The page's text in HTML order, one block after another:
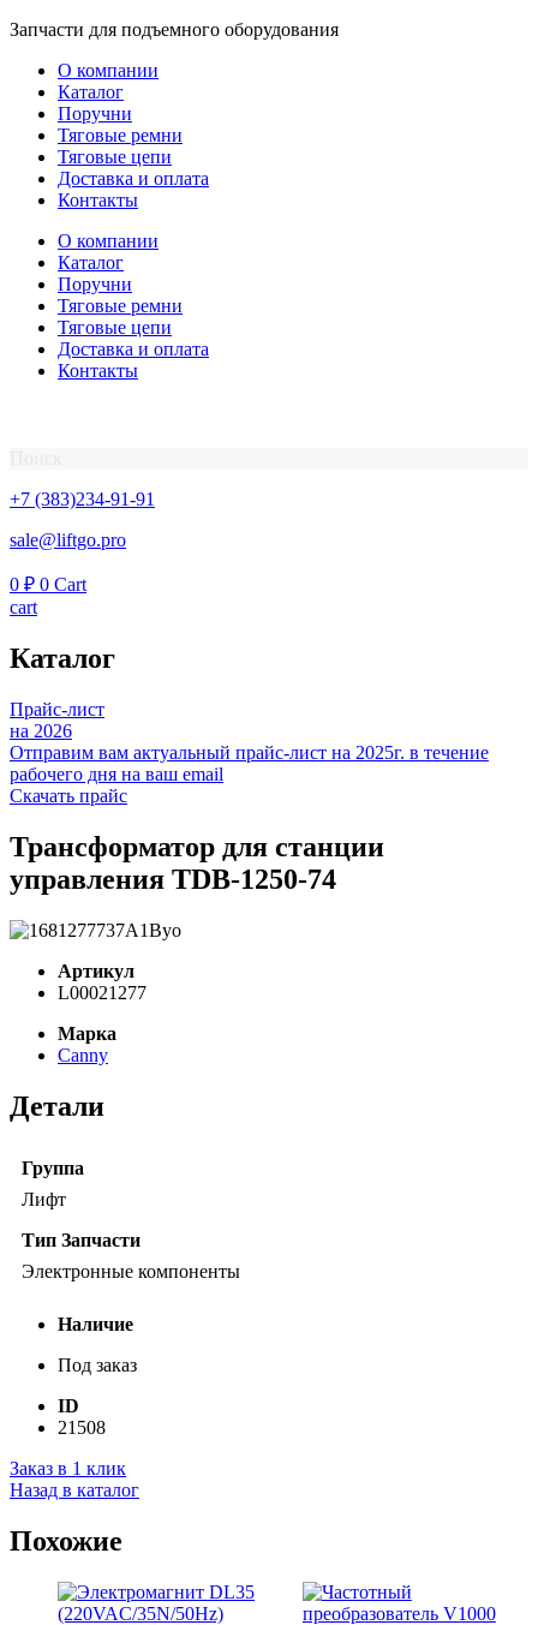
Перейти
содержимому
Запчасти для подъемного оборудования
О компании
Каталог
Поручни
Тяговые ремни
Тяговые цепи
Доставка и оплата
Контакты
О компании
Каталог
Поручни
Тяговые ремни
Тяговые цепи
Доставка и оплата
Контакты
+7 (383)234-91-91
sale@liftgo.pro
0 ₽ 0 Cart
cart
Каталог
Прайс-лист
на 2026
Отправим вам актуальный прайс-лист на 2025г. в течение
рабочего дня на ваш email
Скачать прайс
Трансформатор для станции
управления TDB-1250-74
Артикул
L00021277
Марка
Canny
Детали
Группа
Лифт
Тип Запчасти
Электронные компоненты
Наличие
Под заказ
ID
21508
Заказ в 1 клик
Назад в каталог
Похожие